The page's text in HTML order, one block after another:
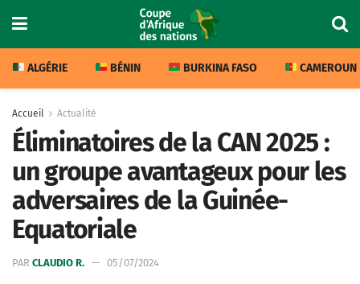
ALGÉRIE BÉNIN BURKINA FASO CAMEROUN
Accueil Actualité
Éliminatoires de la CAN 2025 :
un groupe avantageux pour les
adversaires de la Guinée-
Equatoriale
PAR CLAUDIO R. 05/07/2024